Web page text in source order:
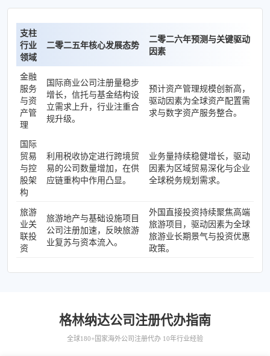
支柱
行业
领域
二零二五年核心发展态势
二零二六年预测与关键驱动
因素
金融
服务
与资
产管
理
国际商业公司注册量稳步
增长，信托与基金结构设
立需求上升，行业注重合
规升级。
预计资产管理规模创新高，
驱动因素为全球资产配置需
求与数字资产服务整合。
国际
贸易
与控
股架
构
利用税收协定进行跨境贸
易的公司数量增加，在供
应链重构中作用凸显。
业务量持续稳健增长，驱动
因素为区域贸易深化与企业
全球税务规划需求。
旅游
业关
联投
资
旅游地产与基础设施项目
公司注册加速，反映旅游
业复苏与资本流入。
外国直接投资持续聚焦高端
旅游项目，驱动因素为全球
旅游业长期景气与投资优惠
政策。
格林纳达公司注册代办指南
全球180+国家海外公司注册代办 10年行业经验